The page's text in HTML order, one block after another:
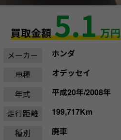
買取金額5.1 万円
メーカー
ホンダ
車種
オデッセイ
年式
平成20年/2008年
走行距離
199,717Km
種別
廃車